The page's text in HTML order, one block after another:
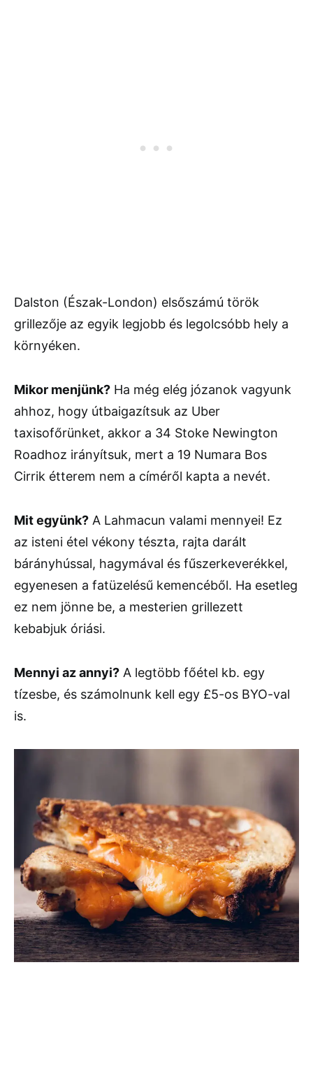
Dalston (Észak-London) elsőszámú török
grillezője az egyik legjobb és legolcsóbb hely a
környéken.
Mikor menjünk? Ha még elég józanok vagyunk
ahhoz, hogy útbaigazítsuk az Uber
taxisofőrünket, akkor a 34 Stoke Newington
Roadhoz irányítsuk, mert a 19 Numara Bos
Cirrik étterem nem a címéről kapta a nevét.
Mit együnk? A Lahmacun valami mennyei! Ez
az isteni étel vékony tészta, rajta darált
bárányhússal, hagymával és fűszerkeverékkel,
egyenesen a fatüzelésű kemencéből. Ha esetleg
ez nem jönne be, a mesterien grillezett
kebabjuk óriási.
Mennyi az annyi? A legtöbb főétel kb. egy
tízesbe, és számolnunk kell egy £5-os BYO-val
is.